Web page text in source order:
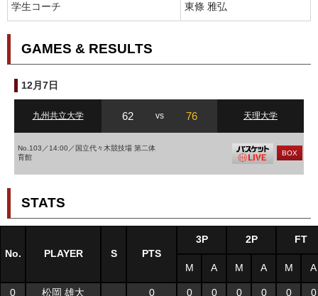
学生コーチ 東條 雅弘
GAMES & RESULTS
12月7日
九州共立大学 62 vs 76 天理大学
No.103／14:00／国立代々木競技場 第二体
育館
BOX
STATS
No. PLAYER S PTS
3P 2P FT
M A M A M A
0 松岡 雄大 0 0 0 0 0 0
0